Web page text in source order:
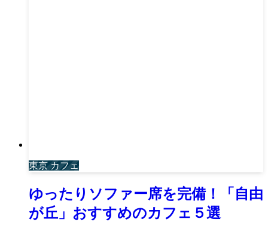
東京 カフェ
ゆったりソファー席を完備！「自由
が丘」おすすめのカフェ５選